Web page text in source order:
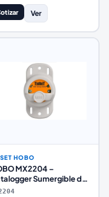
Ver
HOBO
MX2204 –
Sumergible de
1500 m con